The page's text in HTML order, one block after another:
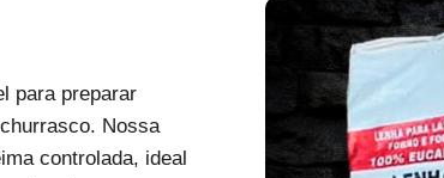
para preparar
Nossa
controlada, ideal